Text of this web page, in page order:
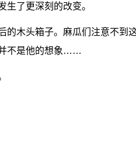
生了更深刻的改变。
的木头箱子。麻瓜们注意不到
不是他的想象……